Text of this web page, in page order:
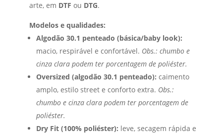
arte, em DTF ou DTG.
Modelos e qualidades:
Algodão 30.1 penteado (básica/baby look):
macio, respirável e confortável. Obs.: chumbo e
cinza clara podem ter porcentagem de poliéster.
Oversized (algodão 30.1 penteado): caimento
amplo, estilo street e conforto extra. Obs.:
chumbo e cinza clara podem ter porcentagem de
poliéster.
Dry Fit (100% poliéster): leve, secagem rápida e